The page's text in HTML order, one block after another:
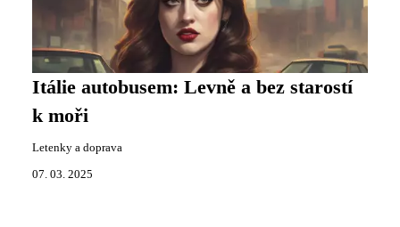
Itálie autobusem: Levně a bez starostí
k moři
Letenky a doprava
07. 03. 2025